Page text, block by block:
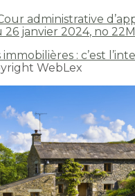
administrative
janvier 2024, no
: c’est
WebLex